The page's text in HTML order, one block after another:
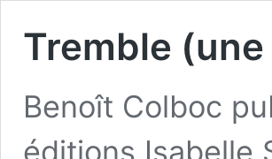
Tremble
Benoît Colboc
éditions Isabelle